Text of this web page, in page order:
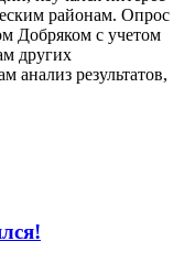
районам. Опрос
Добряком с учетом
других
анализ результатов,